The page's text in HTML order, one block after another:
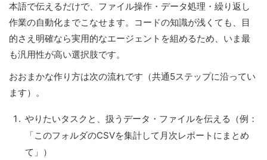
本語で伝えるだけで、ファイル操作・データ処理・繰り返し
作業の自動化までこなせます。コードの知識が浅くても、目
的さえ明確なら実用的なエージェントを組めるため、いま最
も汎用性が高い選択肢です。
おおまかな作り方は次の流れです（共通5ステップに沿ってい
ます）。
やりたいタスクと、扱うデータ・ファイルを伝える（例：
「このフォルダのCSVを集計して月次レポートにまとめ
て」）